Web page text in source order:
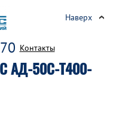
АД-50С-Т400-
Контакты
Наверх